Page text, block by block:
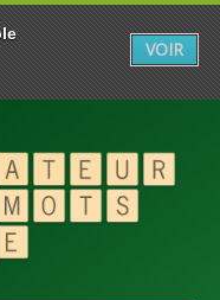
VOIR